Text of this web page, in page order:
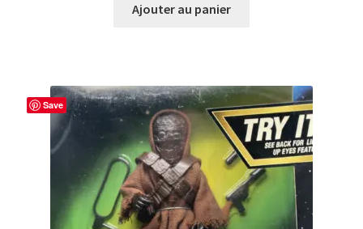
Ajouter au panier
Save